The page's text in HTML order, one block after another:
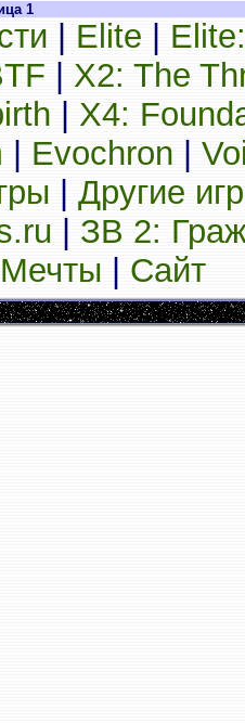
1
Elite
X2: The
X4:
Evochron
Другие
ЗВ 2:
Сайт